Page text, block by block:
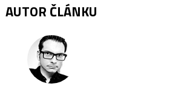
AUTOR ČLÁNKU